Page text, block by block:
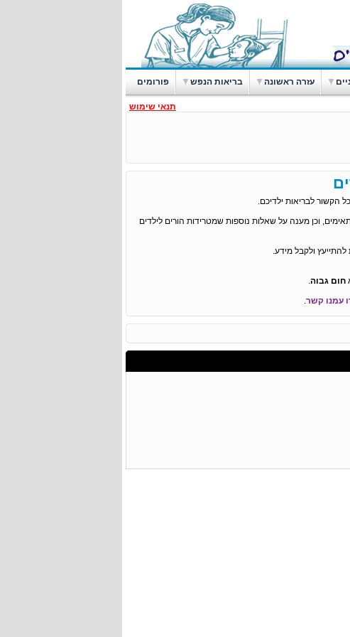
עזרה ראשונה בריאות הנפש פורומים
תנאי שימוש
הקשור לבריאות ילדיכם.
וכן מענה על שאלות נוספות שמטרידות הורים לילדים
ולקבל מידע.
חום גבוה.
עמנו קשר.